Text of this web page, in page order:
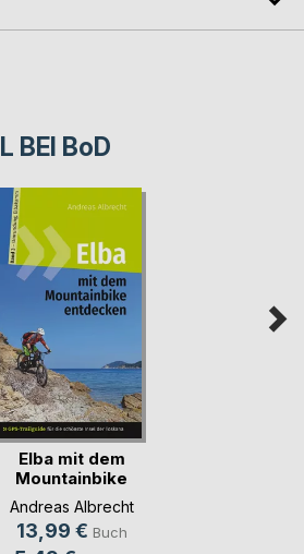
BEI BoD
Elba mit dem
Mountainbike
entdecke(...)
Andreas Albrecht
13,99 € Buch